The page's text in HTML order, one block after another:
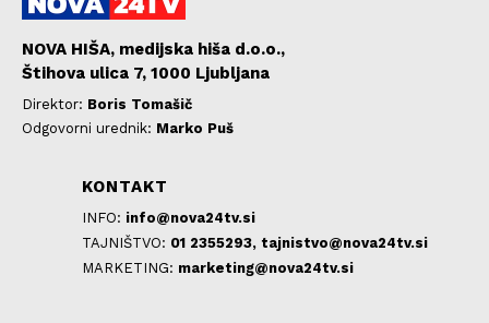
NOVA HIŠA, medijska hiša d.o.o.,
Štihova ulica 7, 1000 Ljubljana
Direktor: Boris Tomašič
Odgovorni urednik: Marko Puš
KONTAKT
INFO: info@nova24tv.si
TAJNIŠTVO: 01 2355293, tajnistvo@nova24tv.si
MARKETING: marketing@nova24tv.si